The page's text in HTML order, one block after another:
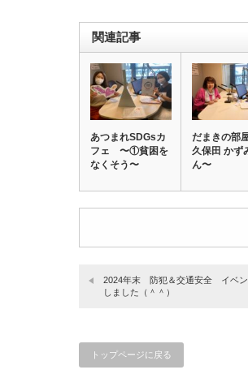
関連記事
あつまれSDGsカ
フェ 〜①貧困を
なくそう〜
だまきの部
久保田 かず
ん〜
2024年末 防犯＆交通安全 イベン
しました（＾＾）
トップページに戻る